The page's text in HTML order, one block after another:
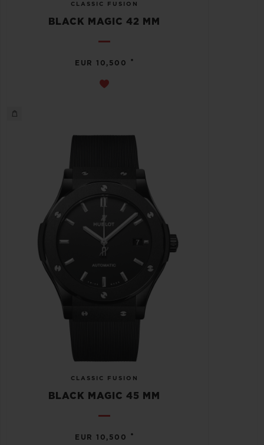
CLASSIC FUSION
BLACK MAGIC 42 MM
EUR 10,500 •
CLASSIC FUSION
BLACK MAGIC 45 MM
EUR 10,500 •